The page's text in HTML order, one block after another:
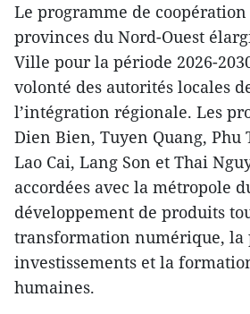
Le programme de
provinces du Nord-Ouest
Ville pour la période 2026-
volonté des autorités locales
l’intégration régionale. Les
Dien Bien, Tuyen Quang, Phu
Lao Cai, Lang Son et Thai
accordées avec la métropole
développement de produits
transformation numérique, la
investissements et la
humaines.